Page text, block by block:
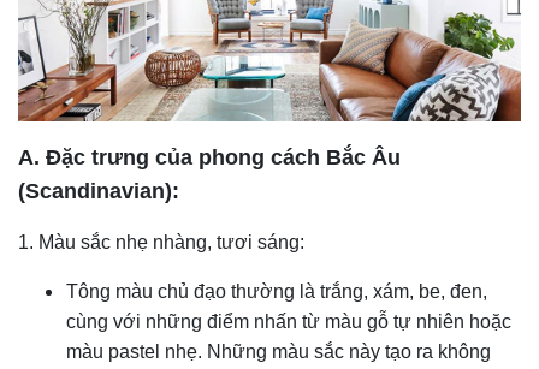
A. Đặc trưng của phong cách Bắc Âu
(Scandinavian):
1. Màu sắc nhẹ nhàng, tươi sáng:
Tông màu chủ đạo thường là trắng, xám, be, đen,
cùng với những điểm nhấn từ màu gỗ tự nhiên hoặc
màu pastel nhẹ. Những màu sắc này tạo ra không